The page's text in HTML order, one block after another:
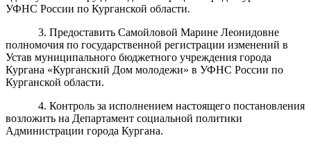
УФНС России по Курганской области.
3. Предоставить Самойловой Марине Леонидовне
полномочия по государственной регистрации изменений в
Устав муниципального бюджетного учреждения города
Кургана «Курганский Дом молодежи» в УФНС России по
Курганской области.
4. Контроль за исполнением настоящего постановления
возложить на Департамент социальной политики
Администрации города Кургана.